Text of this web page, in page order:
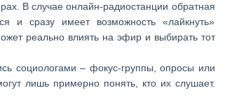
В случае онлайн-радиостанции обратная
и сразу имеет возможность «лайкнуть»
реально влиять на эфир и выбирать тот
социологами – фокус-группы, опросы или
лишь примерно понять, кто их слушает.